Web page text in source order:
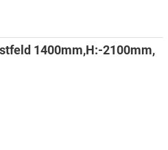
1400mm,H:-2100mm,